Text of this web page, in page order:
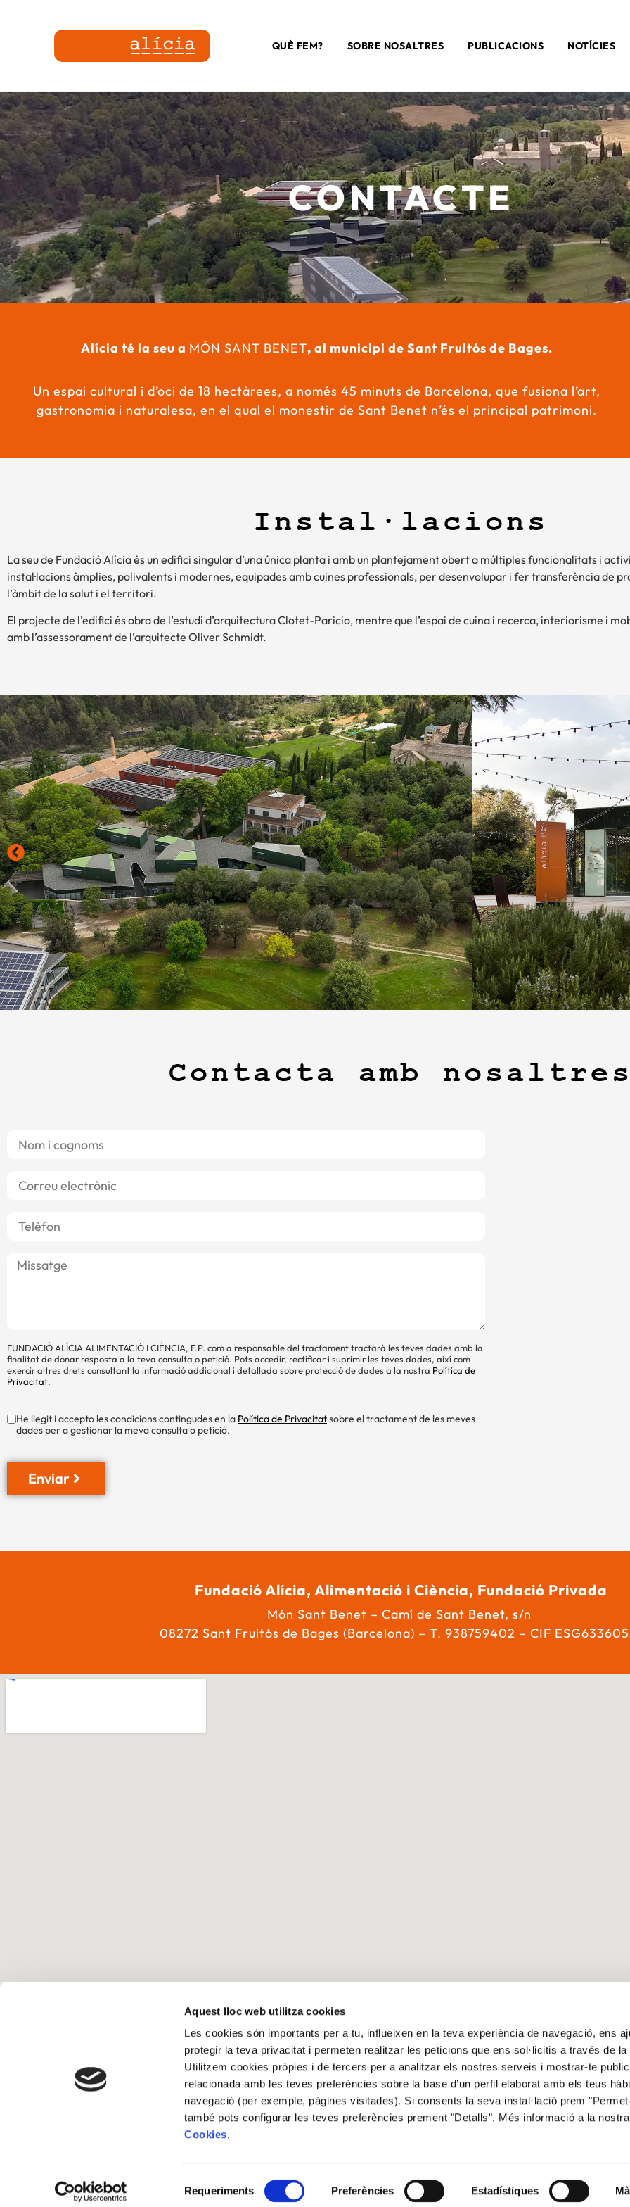
Aquest lloc web utilitza cookies
Les cookies són importants per a tu, influeixen en la teva experiència de navegació, ens
protegir la teva privacitat i permeten realitzar les peticions que ens sol·licitis a través de la
Utilitzem cookies pròpies i de tercers per a analitzar els nostres serveis i mostrar-te
relacionada amb les teves preferències sobre la base d’un perfil elaborat amb els teus
navegació (per exemple, pàgines visitades). Si consents la seva instal·lació prem
també pots configurar les teves preferències prement "Detalls". Més informació a la
Cookies.
de
Requeriments Preferències Estadístiques
QUÈ FEM? SOBRE NOSALTRES PUBLICACIONS NOTÍCIES
CONTACTE
Alícia té la seu a MÓN SANT BENET, al municipi de Sant Fruitós de Bages.
Un espai cultural i d’oci de 18 hectàrees, a només 45 minuts de Barcelona, que fusiona l’art,
gastronomia i naturalesa, en el qual el monestir de Sant Benet n’és el principal patrimoni.
Instal·lacions
La seu de Fundació Alícia és un edifici singular d’una única planta i amb un plantejament obert a múltiples funcionalitats i
instal·lacions àmplies, polivalents i modernes, equipades amb cuines professionals, per desenvolupar i fer transferència de
l’àmbit de la salut i el territori.
El projecte de l’edifici és obra de l’estudi d’arquitectura Clotet-Paricio, mentre que l’espai de cuina i recerca, interiorisme i
amb l’assessorament de l’arquitecte Oliver Schmidt.
Contacta amb
FUNDACIÓ ALÍCIA ALIMENTACIÓ I CIÈNCIA, F.P. com a responsable del tractament tractarà les teves dades amb la
finalitat de donar resposta a la teva consulta o petició. Pots accedir, rectificar i suprimir les teves dades, així com
exercir altres drets consultant la informació addicional i detallada sobre protecció de dades a la nostra Política de
Privacitat.
He llegit i accepto les condicions contingudes en la Política de Privacitatsobre el tractament de les meves
dades per a gestionar la meva consulta o petició.
Enviar
Fundació Alícia, Alimentació i Ciència, Fundació Privada
Món Sant Benet – Camí de Sant Benet, s/n
08272 Sant Fruitós de Bages (Barcelona) – T. 938759402 – CIF
Què fem?
Alícia Salut
Alícia Territori
Qui som
Publicacions
Notícies
Contacte
Copyright © 2026 Fundació Alícia Alimentació i Ciència, F.P.